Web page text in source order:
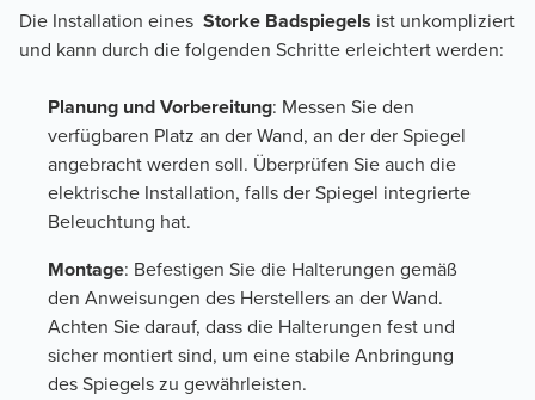
Die Installation eines Storke Badspiegels ist unkompliziert
und kann durch die folgenden Schritte erleichtert werden:
Planung und Vorbereitung: Messen Sie den
verfügbaren Platz an der Wand, an der der Spiegel
angebracht werden soll. Überprüfen Sie auch die
elektrische Installation, falls der Spiegel integrierte
Beleuchtung hat.
Montage: Befestigen Sie die Halterungen gemäß
den Anweisungen des Herstellers an der Wand.
Achten Sie darauf, dass die Halterungen fest und
sicher montiert sind, um eine stabile Anbringung
des Spiegels zu gewährleisten.